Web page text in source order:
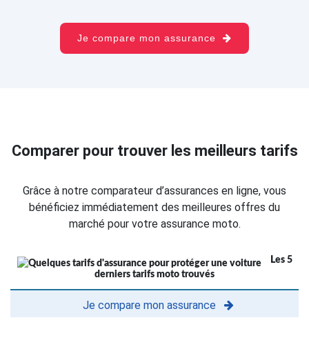
Je compare mon assurance
Comparer pour trouver les meilleurs tarifs
Grâce à notre comparateur d’assurances en ligne, vous
bénéficiez immédiatement des meilleures offres du
marché pour votre assurance moto.
Les 5
derniers tarifs moto trouvés
Je compare mon assurance